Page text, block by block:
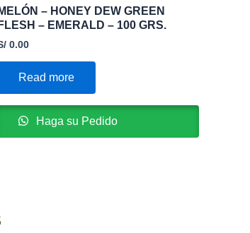
MELÓN – HONEY DEW GREEN
FLESH – EMERALD – 100 GRS.
0.00
Read more
Haga su Pedido